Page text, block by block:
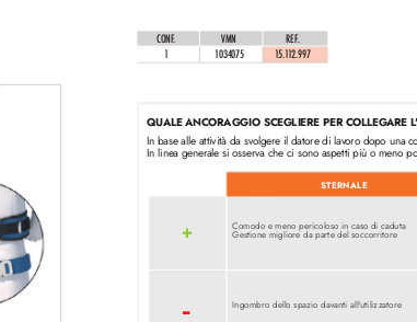
CONF. VMN REF.
1
1034075 15.112.997
STERNALE
+ Comodo e meno pericoloso in caso di caduta
Gestione migliore da parte del soccorritore
- Ingombro dello spazio davanti all'utilizzatore
QUALE ANCORAGGIO SCEGLIERE PER COLLEGARE L
In base alle attività da svolgere il datore di lavoro dopo una
In linea generale si osserva che ci sono aspetti più o meno